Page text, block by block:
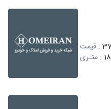
: قیمت
: متـری